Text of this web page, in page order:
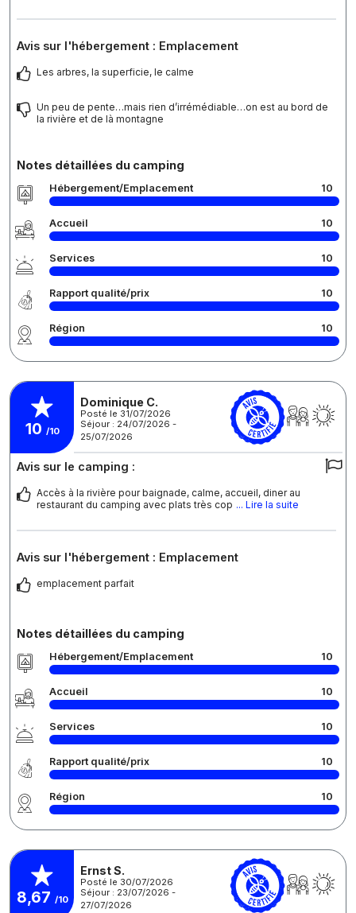
Avis sur l'hébergement : Emplacement
Les arbres, la superficie, le calme
Un peu de pente…mais rien d’irrémédiable…on est au bord de
la rivière et de là montagne
Notes détaillées du camping
Hébergement/Emplacement 10
Accueil 10
Services 10
Rapport qualité/prix 10
Région 10
10 /10
Dominique C.
Posté le 31/07/2026
Séjour : 24/07/2026 -
25/07/2026
Avis sur le camping :
Accès à la rivière pour baignade, calme, accueil, diner au
restaurant du camping avec plats très cop ... Lire la suite
Avis sur l'hébergement : Emplacement
emplacement parfait
Notes détaillées du camping
Hébergement/Emplacement 10
Accueil 10
Services 10
Rapport qualité/prix 10
Région 10
8,67 /10
Ernst S.
Posté le 30/07/2026
Séjour : 23/07/2026 -
27/07/2026